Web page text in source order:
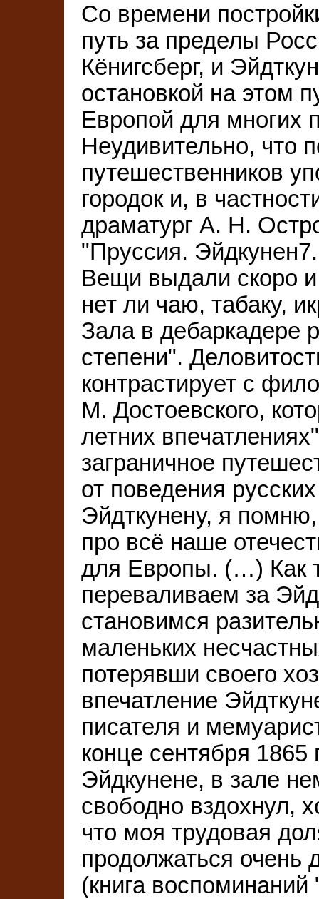
Со времени
путь за пределы
Кёнигсберг, и
остановкой на этом
Европой для многих
Неудивительно, что
путешественников
городок и, в
драматург А. Н.
"Пруссия.
Вещи выдали скоро
нет ли чаю, табаку,
Зала в дебаркадере
степени".
контрастирует с
М. Достоевского,
летних
заграничное
от поведения
Эйдткунену, я
про всё наше
для Европы. (…) Как
переваливаем за
становимся
маленьких
потерявши своего
впечатление
писателя и
конце сентября 1865
Эйдкунене, в зале
свободно вздохнул,
что моя трудовая
продолжаться очень
(книга